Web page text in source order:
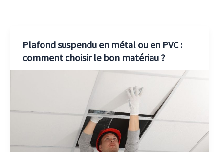
Plafond suspendu en métal ou en PVC :
comment choisir le bon matériau ?